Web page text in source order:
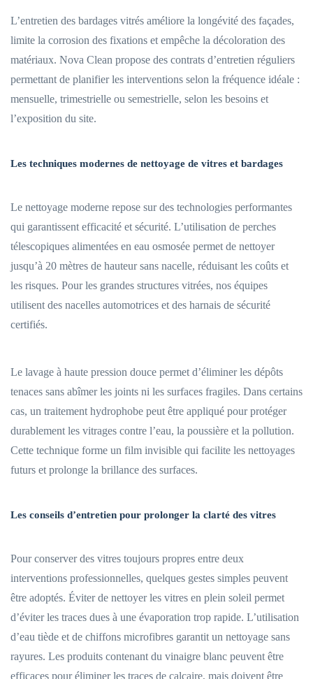
L’entretien des bardages vitrés améliore la longévité des façades,
limite la corrosion des fixations et empêche la décoloration des
matériaux. Nova Clean propose des contrats d’entretien réguliers
permettant de planifier les interventions selon la fréquence idéale :
mensuelle, trimestrielle ou semestrielle, selon les besoins et
l’exposition du site.
Les techniques modernes de nettoyage de vitres et bardages
Le nettoyage moderne repose sur des technologies performantes
qui garantissent efficacité et sécurité. L’utilisation de perches
télescopiques alimentées en eau osmosée permet de nettoyer
jusqu’à 20 mètres de hauteur sans nacelle, réduisant les coûts et
les risques. Pour les grandes structures vitrées, nos équipes
utilisent des nacelles automotrices et des harnais de sécurité
certifiés.
Le lavage à haute pression douce permet d’éliminer les dépôts
tenaces sans abîmer les joints ni les surfaces fragiles. Dans certains
cas, un traitement hydrophobe peut être appliqué pour protéger
durablement les vitrages contre l’eau, la poussière et la pollution.
Cette technique forme un film invisible qui facilite les nettoyages
futurs et prolonge la brillance des surfaces.
Les conseils d’entretien pour prolonger la clarté des vitres
Pour conserver des vitres toujours propres entre deux
interventions professionnelles, quelques gestes simples peuvent
être adoptés. Éviter de nettoyer les vitres en plein soleil permet
d’éviter les traces dues à une évaporation trop rapide. L’utilisation
d’eau tiède et de chiffons microfibres garantit un nettoyage sans
rayures. Les produits contenant du vinaigre blanc peuvent être
efficaces pour éliminer les traces de calcaire, mais doivent être